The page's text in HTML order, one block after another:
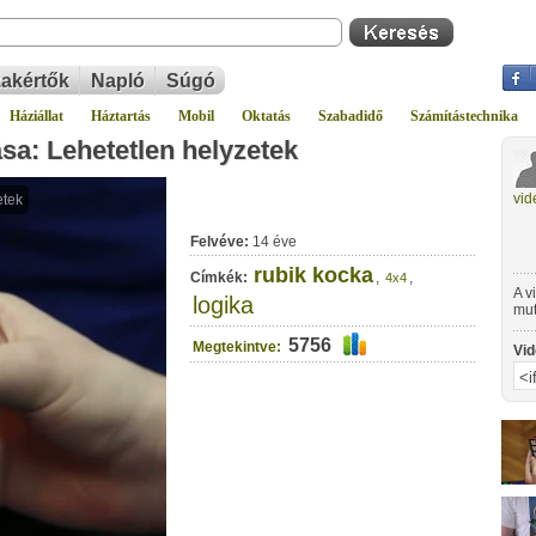
Napló Súgó
Háziállat Háztartás Mobil Oktatás Szabadidő Számítástechnika
Lehetetlen helyzetek
Felvéve: 14 éve
Címkék: rubik kocka , 4x4 ,
logika
Megtekintve: 5756
A